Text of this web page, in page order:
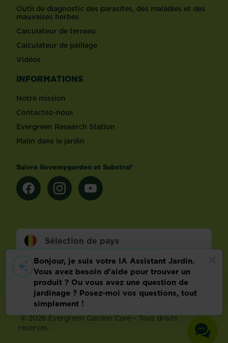
Outil de diagnostic des parasites, des maladies et des
mauvaises herbes
Calculateur de terreau
Calculateur de paillage
Vidéos
INFORMATIONS
Notre mission
Contactez-nous
Evergreen Research Station
Malin dans le jardin
Suivre ilovemygarden et Substral®
Sélection de pays
Footer
Conditions d’utilisation Malin dans le jardin
Info technique
Politique relative aux données personnelles
Préférences de cookies
©2026 Evergreen Garden Care – Tous droits
réservés.